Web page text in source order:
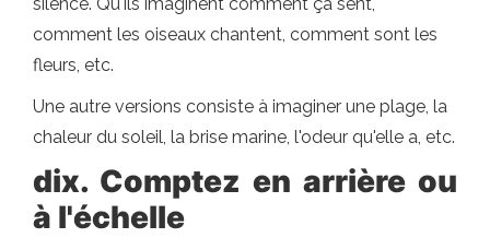
comment les oiseaux chantent, comment sont les
fleurs, etc.
Une autre versions consiste à imaginer une plage, la
chaleur du soleil, la brise marine, l'odeur qu'elle a, etc.
dix. Comptez en arrière ou
à l'échelle